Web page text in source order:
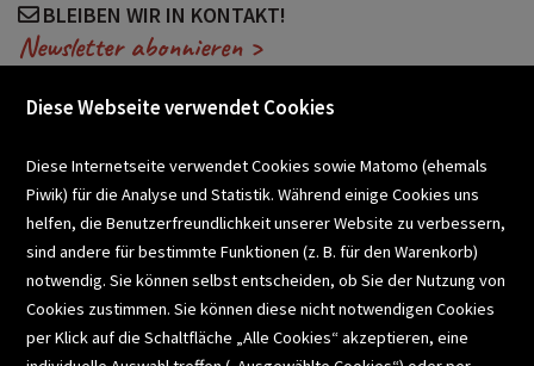
BLEIBEN WIR IN KONTAKT!
Newsletter abonnieren >
SCHULBUCHSERVICE
BUCHEMPFEHLUNGEN
Diese Webseite verwendet Cookies
Diese Internetseite verwendet Cookies sowie Matomo (ehemals
Piwik) für die Analyse und Statistik. Während einige Cookies uns
helfen, die Benutzerfreundlichkeit unserer Website zu verbessern,
sind andere für bestimmte Funktionen (z. B. für den Warenkorb)
notwendig. Sie können selbst entscheiden, ob Sie der Nutzung von
Cookies zustimmen. Sie können diese nicht notwendigen Cookies
per Klick auf die Schaltfläche „Alle Cookies“ akzeptieren, eine